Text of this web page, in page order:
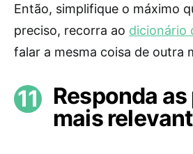
Então, simplifique o máximo
preciso, recorra ao dicionário
falar a mesma coisa de outra
Responda
mais